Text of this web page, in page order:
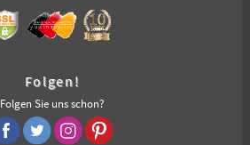
Folgen!
Folgen Sie uns schon?